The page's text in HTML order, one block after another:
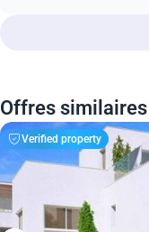
Offres similaires
Verified property